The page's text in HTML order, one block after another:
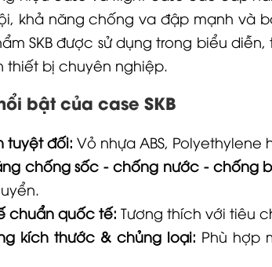
khả năng chống va đập mạnh và
SKB được sử dụng trong biểu
thiết bị chuyên nghiệp.
bật của case SKB
tuyệt đối: Vỏ nhựa ABS,
chống sốc - chống nước - chống
chuẩn quốc tế: Tương thích với tiêu
kích thước & chủng loại: Phù hợp